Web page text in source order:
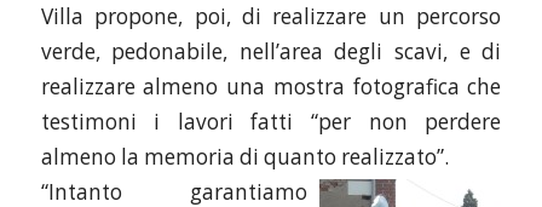
Villa propone, poi, di realizzare un percorso
verde, pedonabile, nell’area degli scavi, e di
realizzare almeno una mostra fotografica che
testimoni i lavori fatti “per non perdere
almeno la memoria di quanto realizzato”.
“Intanto garantiamo